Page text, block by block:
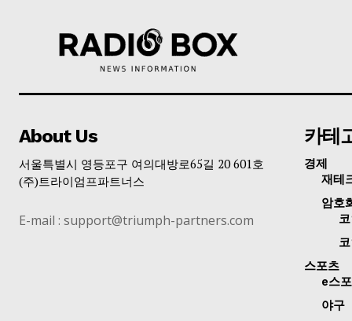
About Us
서울특별시 영등포구 여의대방로65길 20 601호
(주)트라이엄프파트너스
E-mail : support@triumph-partners.com
카테
경제
재테
암호
스포츠
e스
야구